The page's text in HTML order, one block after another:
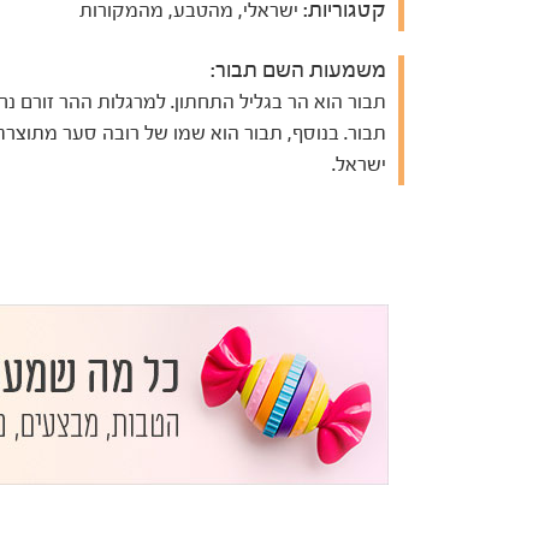
קטגוריות: ישראלי, מהטבע, מהמקורות
משמעות השם תבור:
תבור הוא הר בגליל התחתון. למרגלות ההר זורם
תבור. בנוסף, תבור הוא שמו של רובה סער
ישראל.